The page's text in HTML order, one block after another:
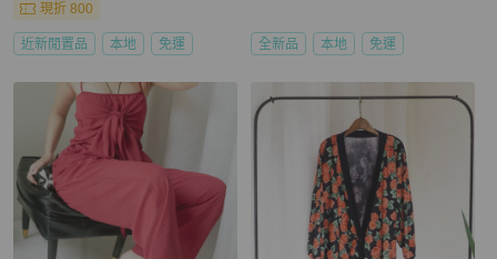
現折 800
近新閒置品 本地 免運 全新品 本地 免運